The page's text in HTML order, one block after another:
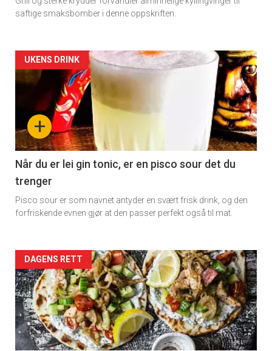
saftige smaksbomber i denne oppskriften.
Artikler
detail
section
11
Dagens
rett
+
UKENS DRINK
Når du er lei gin tonic, er en pisco sour det du
trenger
Pisco sour er som navnet antyder en svært frisk drink, og den
forfriskende evnen gjør at den passer perfekt også til mat.
Artikler
detail
-
section
DAGENS RETT